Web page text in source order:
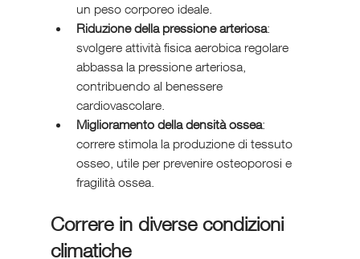
un peso corporeo ideale.
Riduzione della pressione arteriosa:
svolgere attività fisica aerobica regolare
abbassa la pressione arteriosa,
contribuendo al benessere
cardiovascolare.
Miglioramento della densità ossea:
correre stimola la produzione di tessuto
osseo, utile per prevenire osteoporosi e
fragilità ossea.
Correre in diverse condizioni
climatiche